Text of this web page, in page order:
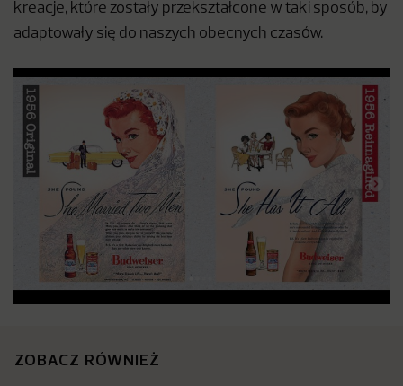
kreacje, które zostały przekształcone w taki sposób, by
adaptowały się do naszych obecnych czasów.
ZOBACZ RÓWNIEŻ